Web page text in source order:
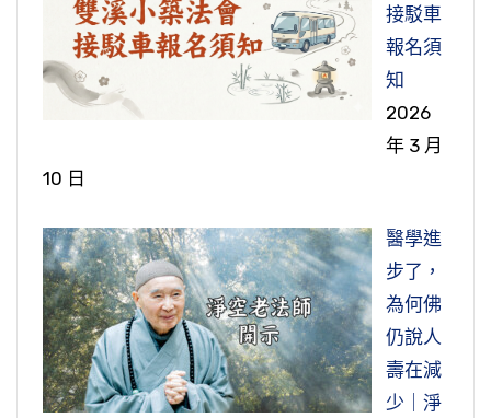
接駁車
報名須
知
2026
年 3 月
10 日
醫學進
步了，
為何佛
仍說人
壽在減
少｜淨